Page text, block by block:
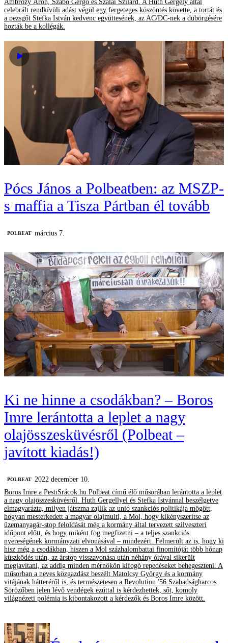
Ambrózy Áron, Szabó Gergő és Szalai Szilárd. A Huth Gergely által
celebrált rendkívüli adást végül egy fergeteges köszöntés követte, a tortát és
a pezsgőt Stefka István kedvenc együttesének, az AC/DC-nek a dübörgésére
hozták be a kollégák.
Pócs János a Polbeatben: az MSZP-
s maffia a Tisza Pártban él tovább
‎POLBEAT március 7.
Ki ne hinne a csodákban? – Boros
Imre lerántotta a leplet a nagy
olajösszesküvésről (Polbeat –
javított kiadás!)
‎POLBEAT 2022 december 10.
Boros Imre a PestiSrácok.hu Polbeat című élő műsorában lerántotta a leplet
a nagy olajösszesküvésről. Huth Gergellyel és Stefka Istvánnal beszélgetve
elmagyarázta, milyen játszma zajlik az unió szankciós politikája mögött,
hogyan mesterkedett a magyar olajmulti, a Mol, hogy kikényszerítse az
üzemanyagár-stop feloldását még a kormány által tervezett szilveszteri
időpont előtt, és hogy miként fog megfizetni – a teljes szankciós
nyereségének kormányzati elvonásával – mindezért. Felmerült az is, hogy ki
hisz még a csodákban, hiszen a Mol százhalombattai finomítóját több hónap
küszködés után, az árstop visszavonása után néhány órával sikerült
megjavítani, az addig minden mérnökön kifogó repedéseket behegeszteni. A
műsorban a neves közgazdász beszélt Matolcsy György és a kormány
vitájának hátteréről is, és természetesen a Revolution '56 Szabadságharcos
Sörözőben jelen lévő vendégek ezúttal is kérdezhettek, sőt, komoly
világnézeti polémia is kibontakozott a kérdezők és Boros Imre között.